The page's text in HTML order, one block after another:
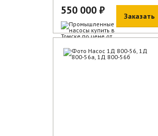
550 000 ₽
В наличии
Заказать